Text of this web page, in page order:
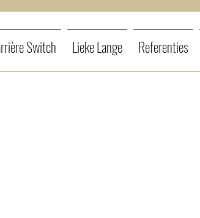
Switch Lieke Lange Referenties